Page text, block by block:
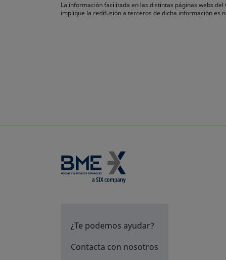
La información facilitada en las distintas páginas webs
implique la redifusión a terceros de dicha información es
¿Te podemos ayudar?
Contacta con nosotros